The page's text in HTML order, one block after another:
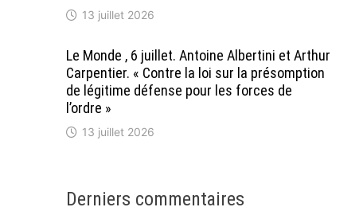
13 juillet 2026
Le Monde , 6 juillet. Antoine Albertini et Arthur
Carpentier. « Contre la loi sur la présomption
de légitime défense pour les forces de
l’ordre »
13 juillet 2026
Derniers commentaires